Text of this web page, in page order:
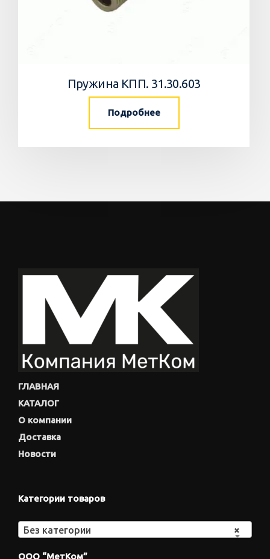
Пружина КПП. 31.30.603
Подробнее
ГЛАВНАЯ
КАТАЛОГ
О компании
Доставка
Новости
Категории товаров
×
Без категории
ООО “МетКом”